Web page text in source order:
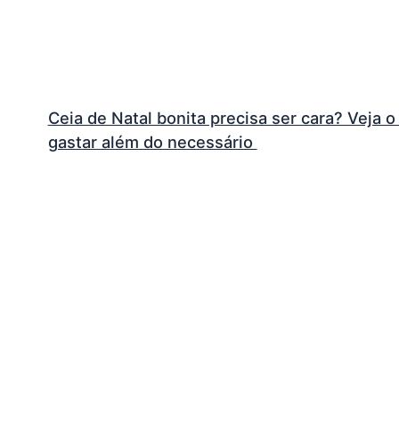
Ceia de Natal bonita precisa ser cara? Veja
gastar além do necessário